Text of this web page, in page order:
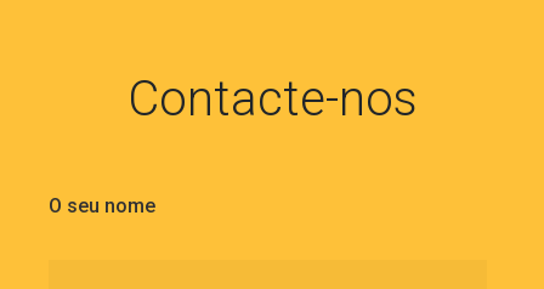
Contacte-nos
O seu nome